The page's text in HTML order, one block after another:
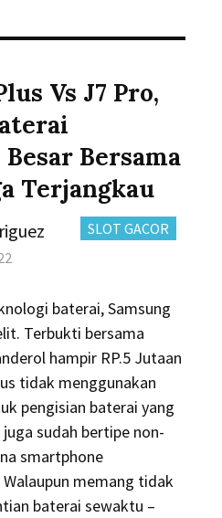
Vs J7 Pro,
Bersama
Terjangkau
CATEGORIES:
SLOT GACOR
baterai, Samsung
Terbukti bersama
hampir RP.5 Jutaan
tidak menggunakan
pengisian baterai yang
sudah bertipe non-
smartphone
memang tidak
baterai sewaktu –